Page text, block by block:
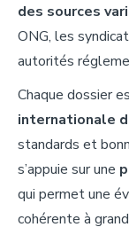
des sources
ONG, les
autorités
Chaque dossier
internationale
standards et
s’appuie sur une
qui permet une
cohérente à